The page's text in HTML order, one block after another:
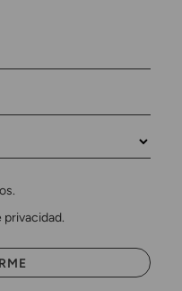
privacidad.